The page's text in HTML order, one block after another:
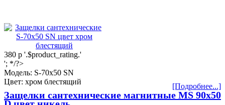
380 р '.$product_rating.'
'; */?>
Модель: S-70х50 SN
Цвет: хром блестящий
[Подробнее...]
Защелки сантехнические магнитные МS 90x50